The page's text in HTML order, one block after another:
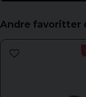
Spørg os om
Andre favoritter